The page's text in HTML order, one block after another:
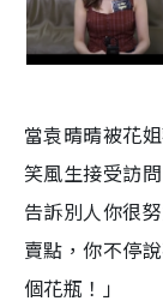
當袁晴晴被花
笑風生接受訪
告訴別人你很
賣點，你不停
個花瓶！」